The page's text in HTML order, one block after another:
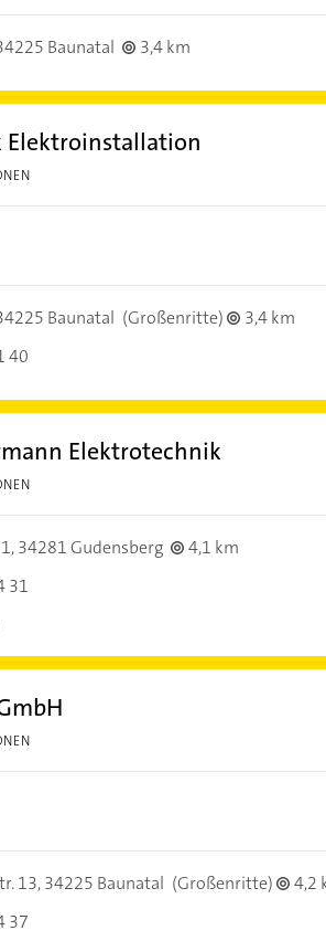
Baunatal 3,4 km
Elektroinstallation
Baunatal (Großenritte)
3,4 km
40
Elektrotechnik
34281 Gudensberg
4,1 km
31
13,34225 Baunatal (Großenritte)
4,2
37